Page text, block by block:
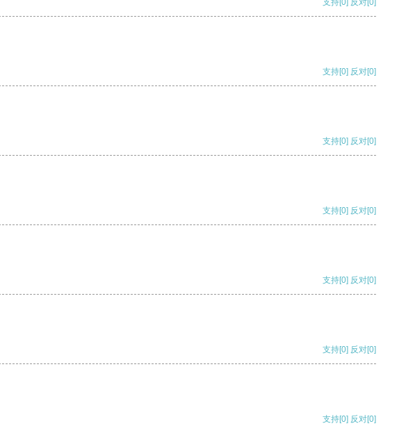
支持 [0] 反对 [0]
支持[0] 反对[0]
支持[0] 反对[0]
支持[0] 反对[0]
支持[0] 反对[0]
支持[0] 反对[0]
支持[0] 反对[0]